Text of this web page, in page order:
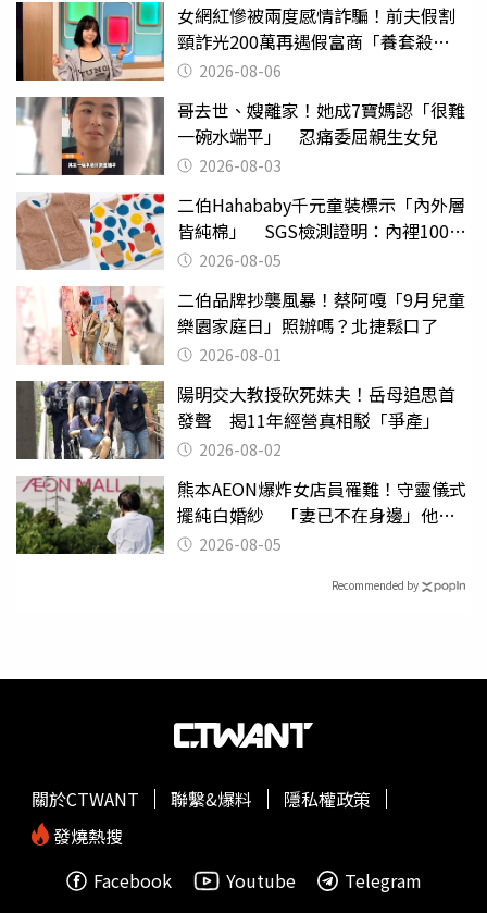
女網紅慘被兩度感情詐騙！前夫假割
頸詐光200萬再遇假富商「養套殺
2000萬」
2026-08-06
哥去世、嫂離家！她成7寶媽認「很難
一碗水端平」 忍痛委屈親生女兒
2026-08-03
二伯Hahababy千元童裝標示「內外層
皆純棉」 SGS檢測證明：內裡100%
聚酯纖維
2026-08-05
二伯品牌抄襲風暴！蔡阿嘎「9月兒童
樂園家庭日」照辦嗎？北捷鬆口了
2026-08-01
陽明交大教授砍死妹夫！岳母追思首
發聲 揭11年經營真相駁「爭產」
2026-08-02
熊本AEON爆炸女店員罹難！守靈儀式
擺純白婚紗 「妻已不在身邊」他淚
喊：無法想像
2026-08-05
Recommended by
關於CTWANT 聯繫&爆料
隱私權政策
發燒熱搜
Facebook
Youtube Telegram